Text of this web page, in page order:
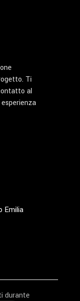
Ti
al
Emilia
durante